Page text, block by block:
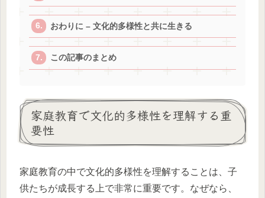
おわりに – 文化的多様性と共に生きる
この記事のまとめ
家庭教育で文化的多様性を理解する重
要性
家庭教育の中で文化的多様性を理解することは、子
供たちが成長する上で非常に重要です。なぜなら、